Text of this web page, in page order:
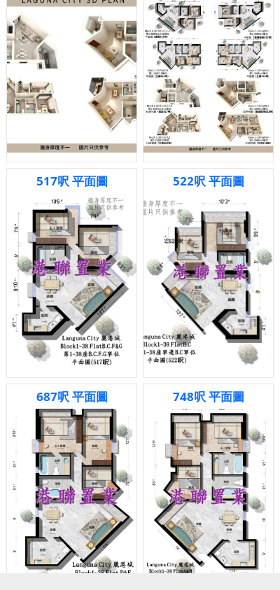
517呎 平面圖 522呎 平面圖
687呎 平面圖 748呎 平面圖